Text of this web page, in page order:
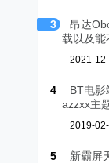
3
昂达
载以及能
2021-
4
BT电
azzxx主
2019-
5
新霸屏